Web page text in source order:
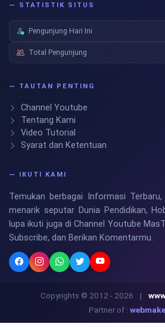
— STATISTIK SITUS
Pengunjung Hari Ini
Total Pengunjung
— TAUTAN PENTING
Channel Youtube
Tentang Kami
Video Tutorial
Syarat dan Ketentuan
— IKUTI KAMI
Temukan berbagai Informasi
menarik seputar Dunia Pendidikan,
lupa ikuti juga di Channel Youtube
Subscribe, dan Berikan Komentarmu.
Copyrights © 2012 - 2026 |
Partner of :